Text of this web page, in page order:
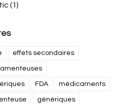
(1)
effets secondaires
FDA médicaments
génériques